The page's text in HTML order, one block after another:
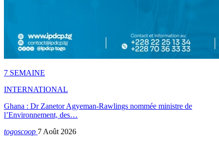
7 SEMAINE
INTERNATIONAL
Ghana : Dr Zanetor Agyeman-Rawlings nommée ministre de
l’Environnement, des…
togoscoop 7 Août 2026